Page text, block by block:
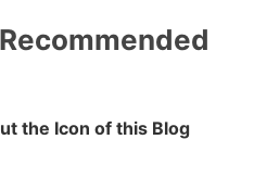
the Icon of this Blog